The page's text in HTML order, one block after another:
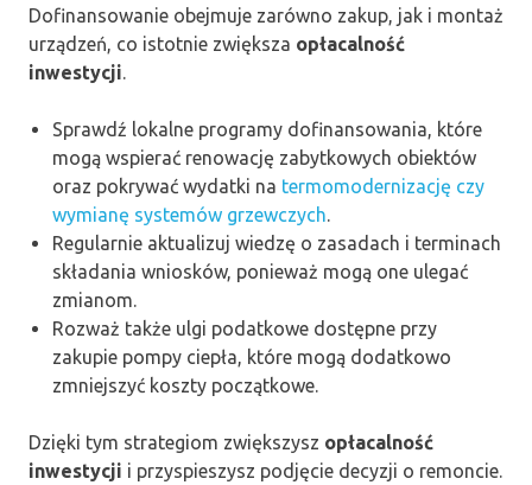
Dofinansowanie obejmuje zarówno zakup, jak i montaż
urządzeń, co istotnie zwiększa opłacalność
inwestycji.
Sprawdź lokalne programy dofinansowania, które
mogą wspierać renowację zabytkowych obiektów
oraz pokrywać wydatki na termomodernizację czy
wymianę systemów grzewczych.
Regularnie aktualizuj wiedzę o zasadach i terminach
składania wniosków, ponieważ mogą one ulegać
zmianom.
Rozważ także ulgi podatkowe dostępne przy
zakupie pompy ciepła, które mogą dodatkowo
zmniejszyć koszty początkowe.
Dzięki tym strategiom zwiększysz opłacalność
inwestycji i przyspieszysz podjęcie decyzji o remoncie.